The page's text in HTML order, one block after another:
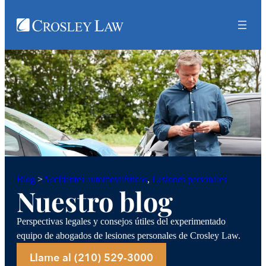
Blog >Accidentes automovilísticos, Lesiones personales
Nuestro blog
Perspectivas legales y consejos útiles del experimentado
equipo de abogados de lesiones personales de Crosley Law.
Llame al (210) 529-3000